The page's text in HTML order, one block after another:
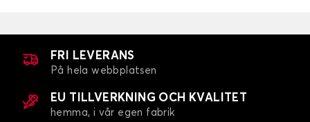
FRI LEVERANS
På hela webbplatsen
EU TILLVERKNING OCH KVALITET
hemma, i vår egen fabrik